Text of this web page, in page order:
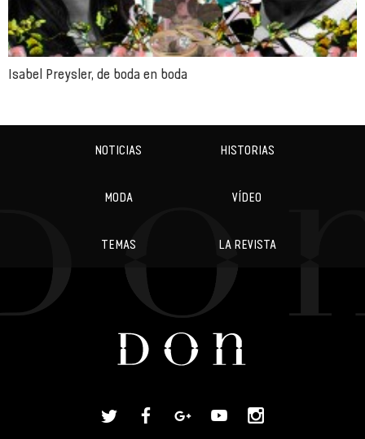
Isabel Preysler, de boda en boda
NOTICIAS HISTORIAS
MODA VÍDEO
TEMAS LA REVISTA